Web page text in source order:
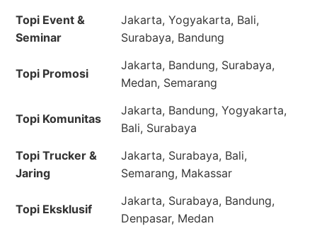
Topi Event &
Seminar
Jakarta, Yogyakarta, Bali,
Surabaya, Bandung
Topi Promosi
Jakarta, Bandung, Surabaya,
Medan, Semarang
Topi Komunitas
Jakarta, Bandung, Yogyakarta,
Bali, Surabaya
Topi Trucker &
Jaring
Jakarta, Surabaya, Bali,
Semarang, Makassar
Topi Eksklusif
Jakarta, Surabaya, Bandung,
Denpasar, Medan